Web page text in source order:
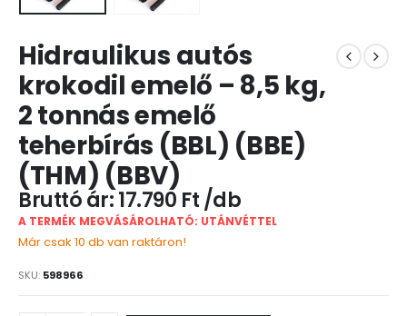
Hidraulikus autós
krokodil emelő – 8,5 kg,
2 tonnás emelő
teherbírás (BBL) (BBE)
(THM) (BBV)
17.790 Ft
A TERMÉK MEGVÁSÁROLHATÓ: UTÁNVÉTTEL
Már csak 10 db van raktáron!
SKU: 598966